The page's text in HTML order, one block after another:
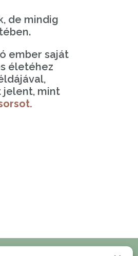
de mindig
ember saját
életéhez
jelent, mint